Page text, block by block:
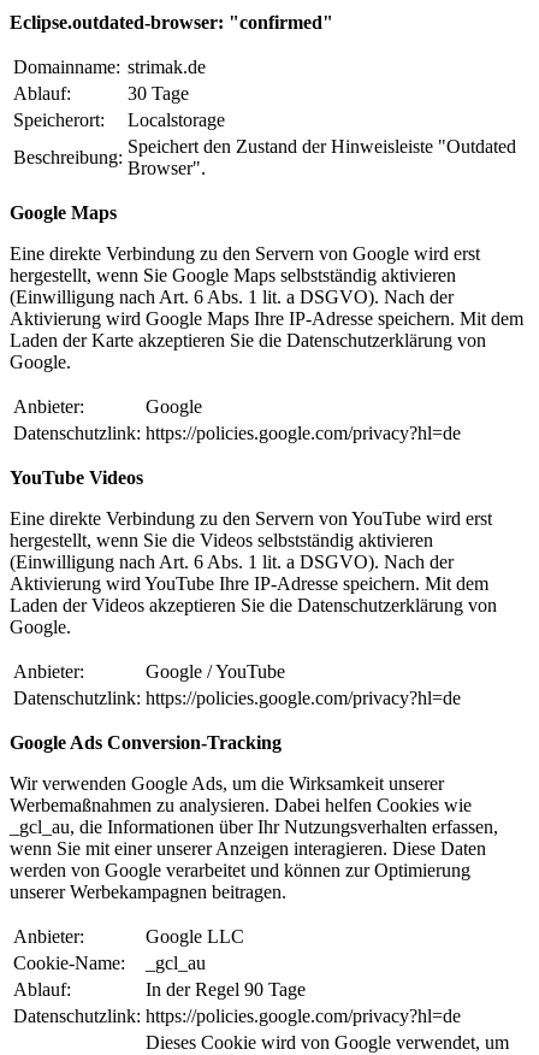
Eclipse.outdated-browser: "confirmed"
Domainname: strimak.de
Ablauf:
30 Tage
Speicherort:
Localstorage
Beschreibung:
Speichert den Zustand der Hinweisleiste "Outdated
Browser".
Google Maps
Eine direkte Verbindung zu den Servern von Google wird erst
hergestellt, wenn Sie Google Maps selbstständig aktivieren
(Einwilligung nach Art. 6 Abs. 1 lit. a DSGVO). Nach der
Aktivierung wird Google Maps Ihre IP-Adresse speichern. Mit dem
Laden der Karte akzeptieren Sie die Datenschutzerklärung von
Google.
Anbieter:
Google
Datenschutzlink: https://policies.google.com/privacy?hl=de
YouTube Videos
Eine direkte Verbindung zu den Servern von YouTube wird erst
hergestellt, wenn Sie die Videos selbstständig aktivieren
(Einwilligung nach Art. 6 Abs. 1 lit. a DSGVO). Nach der
Aktivierung wird YouTube Ihre IP-Adresse speichern. Mit dem
Laden der Videos akzeptieren Sie die Datenschutzerklärung von
Google.
Anbieter:
Google / YouTube
Datenschutzlink: https://policies.google.com/privacy?hl=de
Google Ads Conversion-Tracking
Wir verwenden Google Ads, um die Wirksamkeit unserer
Werbemaßnahmen zu analysieren. Dabei helfen Cookies wie
_gcl_au, die Informationen über Ihr Nutzungsverhalten erfassen,
wenn Sie mit einer unserer Anzeigen interagieren. Diese Daten
werden von Google verarbeitet und können zur Optimierung
unserer Werbekampagnen beitragen.
Anbieter:
Google LLC
Cookie-Name:
_gcl_au
Ablauf:
In der Regel 90 Tage
Datenschutzlink: https://policies.google.com/privacy?hl=de
Dieses Cookie wird von Google verwendet, um